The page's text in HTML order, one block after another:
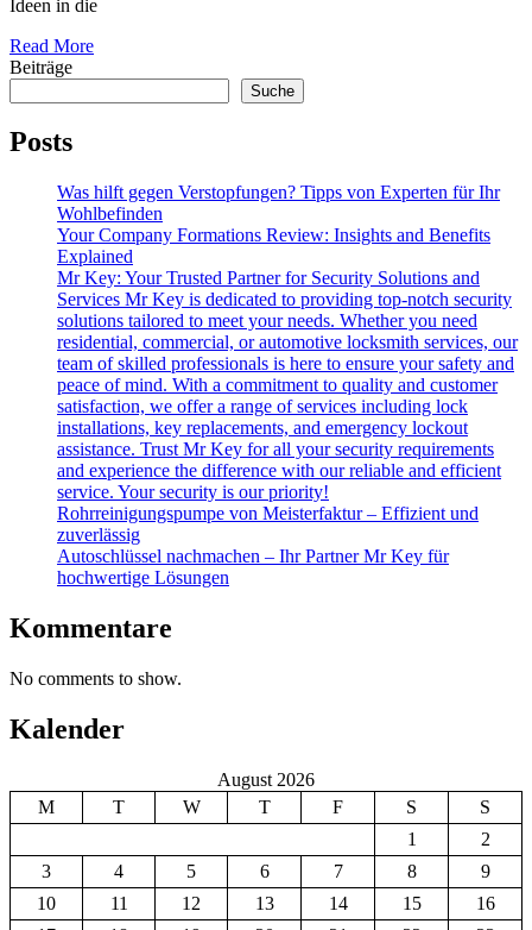
Ideen in die
Read More
Beiträge
Suche
Posts
Was hilft gegen Verstopfungen? Tipps von Experten für Ihr
Wohlbefinden
Your Company Formations Review: Insights and Benefits
Explained
Mr Key: Your Trusted Partner for Security Solutions and
Services Mr Key is dedicated to providing top-notch security
solutions tailored to meet your needs. Whether you need
residential, commercial, or automotive locksmith services, our
team of skilled professionals is here to ensure your safety and
peace of mind. With a commitment to quality and customer
satisfaction, we offer a range of services including lock
installations, key replacements, and emergency lockout
assistance. Trust Mr Key for all your security requirements
and experience the difference with our reliable and efficient
service. Your security is our priority!
Rohrreinigungspumpe von Meisterfaktur – Effizient und
zuverlässig
Autoschlüssel nachmachen – Ihr Partner Mr Key für
hochwertige Lösungen
Kommentare
No comments to show.
Kalender
August 2026
M
T W T F S
S
1
2
3
4 5 6 7 8
9
10
11 12 13 14 15
16